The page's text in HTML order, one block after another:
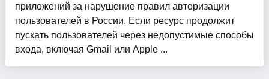
приложений за нарушение правил авторизации
пользователей в России. Если ресурс продолжит
пускать пользователей через недопустимые способы
входа, включая Gmail или Apple ...